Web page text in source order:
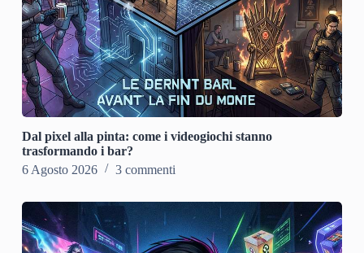
Dal pixel alla pinta: come i videogiochi stanno
trasformando i bar?
6 Agosto 2026
3 commenti